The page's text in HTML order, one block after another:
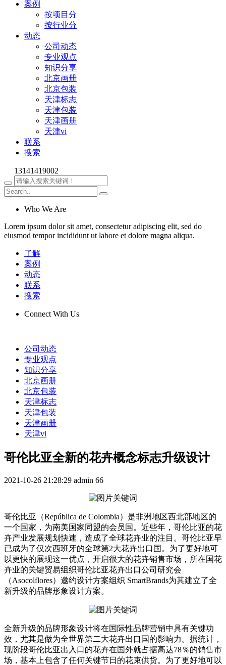
案例
按项目分
按行业分
动态
公司动态
专业观点
知识分享
北京画册
北京包装
天津标志
天津包装
天津画册
天津vi
联系
搜索
13141419002
Who We Are
Lorem ipsum dolor sit amet, consectetur adipiscing elit, sed do
eiusmod tempor incididunt ut labore et dolore magna aliqua.
了解
案例
动态
联系
搜索
Connect With Us
公司动态
专业观点
知识分享
北京画册
北京包装
天津标志
天津包装
天津画册
天津vi
哥伦比亚全新的花卉概念标志升级设计
2021-10-26 21:28:29 admin 66
哥伦比亚（República de Colombia）是非洲地区西北部地区的
一个国家，为南美国家同盟的会员国。近些年，哥伦比亚的花
卉产业发展规划快速，造成了全球花卉业的注目。哥伦比亚早
已成为了仅次西班牙的全球第2大花卉出口国。为了更好地可
以更快的展现这一优点，开启很大的花卉销售市场，所在国花
卉业的关键贸易组织哥伦比亚花卉出口公司研究会
（Asocolflores）邀约设计方案组织 SmartBrands为其建立了全
新升级的品牌形象设计方案。
全新升级的品牌形象设计将在国际性品牌营销中具有关键功
效，尤其是做为全世界第二大花卉出口国的影响力。据统计，
现阶段哥伦比亚出入口的花卉在国外就占据高达78％的销售市
场，基本上包含了任何关键节日的花束供货。为了更好地可以